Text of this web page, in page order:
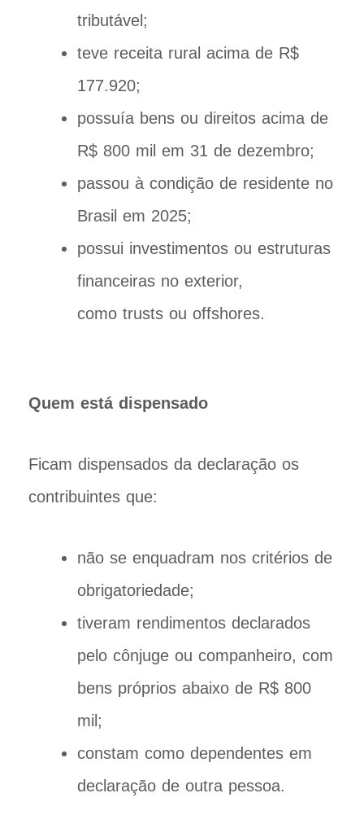
tributável;
teve receita rural acima de R$
177.920;
possuía bens ou direitos acima de
R$ 800 mil em 31 de dezembro;
passou à condição de residente no
Brasil em 2025;
possui investimentos ou estruturas
financeiras no exterior,
como trusts ou offshores.
Quem está dispensado
Ficam dispensados da declaração os
contribuintes que:
não se enquadram nos critérios de
obrigatoriedade;
tiveram rendimentos declarados
pelo cônjuge ou companheiro, com
bens próprios abaixo de R$ 800
mil;
constam como dependentes em
declaração de outra pessoa.